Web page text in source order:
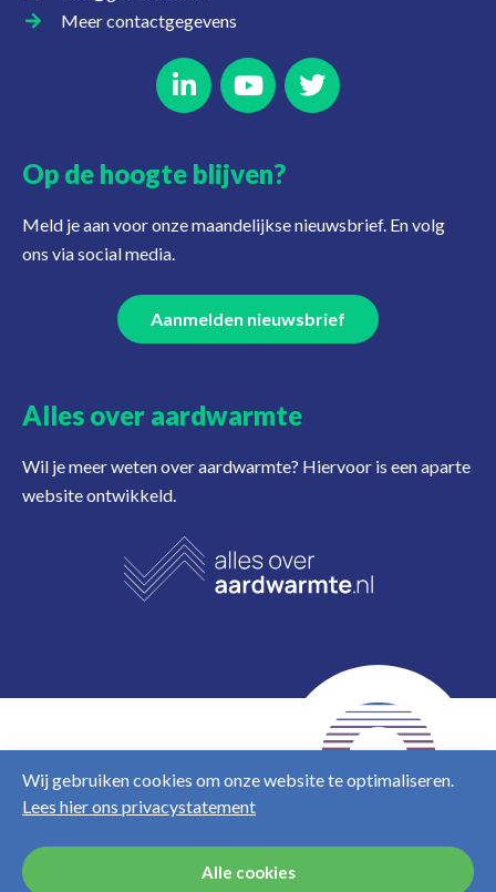
Wij gebruiken cookies om onze website te optimaliseren.
Lees hier ons privacystatement
Alle cookies
Meer contactgegevens
Op de hoogte blijven?
Meld je aan voor onze maandelijkse nieuwsbrief. En volg
ons via social media.
Aanmelden nieuwsbrief
Alles over aardwarmte
Wil je meer weten over aardwarmte? Hiervoor is een aparte
website ontwikkeld.
NL EN
cookies